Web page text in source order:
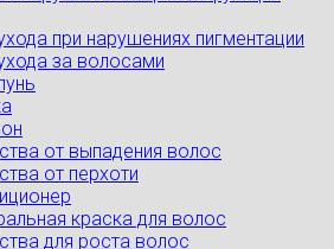
при нарушениях пигментации
за волосами
от выпадения волос
от перхоти
краска для волос
для роста волос